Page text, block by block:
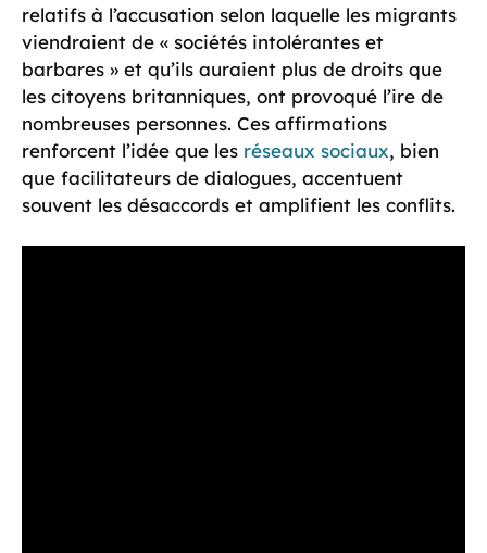
relatifs à l’accusation selon laquelle les migrants
viendraient de « sociétés intolérantes et
barbares » et qu’ils auraient plus de droits que
les citoyens britanniques, ont provoqué l’ire de
nombreuses personnes. Ces affirmations
renforcent l’idée que les réseaux sociaux, bien
que facilitateurs de dialogues, accentuent
souvent les désaccords et amplifient les conflits.